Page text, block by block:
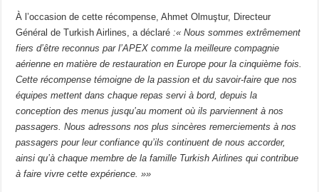
À l’occasion de cette récompense, Ahmet Olmuştur, Directeur
Général de Turkish Airlines, a déclaré :« Nous sommes extrêmement
fiers d’être reconnus par l’APEX comme la meilleure compagnie
aérienne en matière de restauration en Europe pour la cinquième fois.
Cette récompense témoigne de la passion et du savoir-faire que nos
équipes mettent dans chaque repas servi à bord, depuis la
conception des menus jusqu’au moment où ils parviennent à nos
passagers. Nous adressons nos plus sincères remerciements à nos
passagers pour leur confiance qu’ils continuent de nous accorder,
ainsi qu’à chaque membre de la famille Turkish Airlines qui contribue
à faire vivre cette expérience. »»